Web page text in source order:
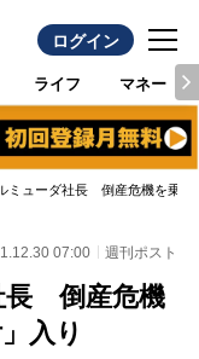
ログイン
ライフ マネー
ミューダ社長 倒産危機を乗り
07:00 週刊ポスト
長 倒産危機
入り